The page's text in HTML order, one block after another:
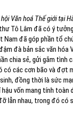
Văn hoá Thế giới tại
Tô Lâm đã có ý
Nam đã góp phần tổ
đà bản sắc văn hóa
chia sẻ, gửi gắm tình
các cơn bão và đợt
đồng thời là sức
vốn mang tính toàn
lẫn nhau, trong đó có